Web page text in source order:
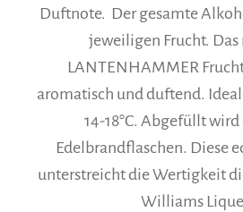
Duftnote. Der gesamte
jeweiligen Frucht. Das
LANTENHAMMER
aromatisch und duftend.
14-18°C. Abgefüllt
Edelbrandflaschen. Diese
unterstreicht die Wertigkeit
Williams